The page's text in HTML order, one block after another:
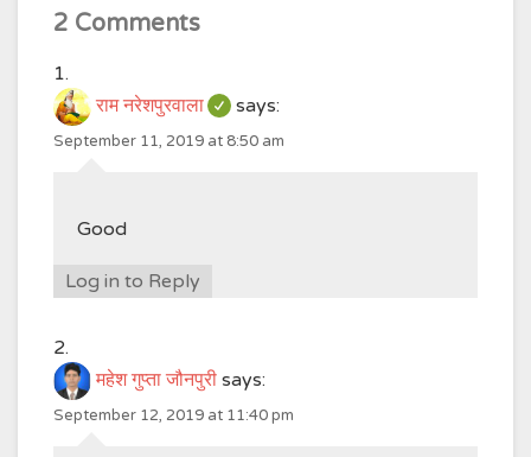
2 Comments
राम नरेशपुरवाला says:
September 11, 2019 at 8:50 am
Good
Log in to Reply
महेश गुप्ता जौनपुरी says:
September 12, 2019 at 11:40 pm